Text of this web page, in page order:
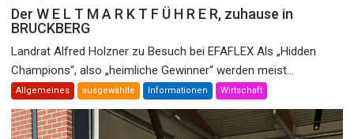
Der W E L T M A R K T F Ü H R E R, zuhause in
BRUCKBERG
Landrat Alfred Holzner zu Besuch bei EFAFLEX Als „Hidden
Champions“, also „heimliche Gewinner“ werden meist...
Allgemeines ausgewählte Informationen Wirtschaft